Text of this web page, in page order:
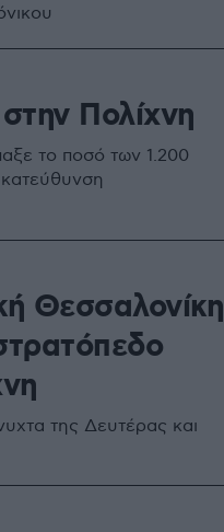
Πολίχνη
το ποσό των 1.200
Θεσσαλονίκη
της Δευτέρας και